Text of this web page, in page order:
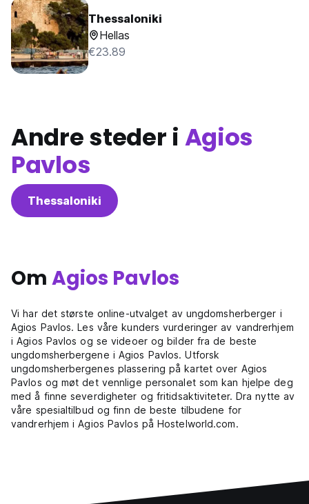
Thessaloniki
Hellas
€23.89
Andre steder i Agios
Pavlos
Thessaloniki
OmAgios Pavlos
Vi har det største online-utvalget av ungdomsherberger i
Agios Pavlos. Les våre kunders vurderinger av vandrerhjem
i Agios Pavlos og se videoer og bilder fra de beste
ungdomsherbergene i Agios Pavlos. Utforsk
ungdomsherbergenes plassering på kartet over Agios
Pavlos og møt det vennlige personalet som kan hjelpe deg
med å finne severdigheter og fritidsaktiviteter. Dra nytte av
våre spesialtilbud og finn de beste tilbudene for
vandrerhjem i Agios Pavlos på Hostelworld.com.